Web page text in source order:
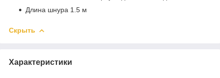
Длина шнура 1.5 м
Скрыть
Характеристики